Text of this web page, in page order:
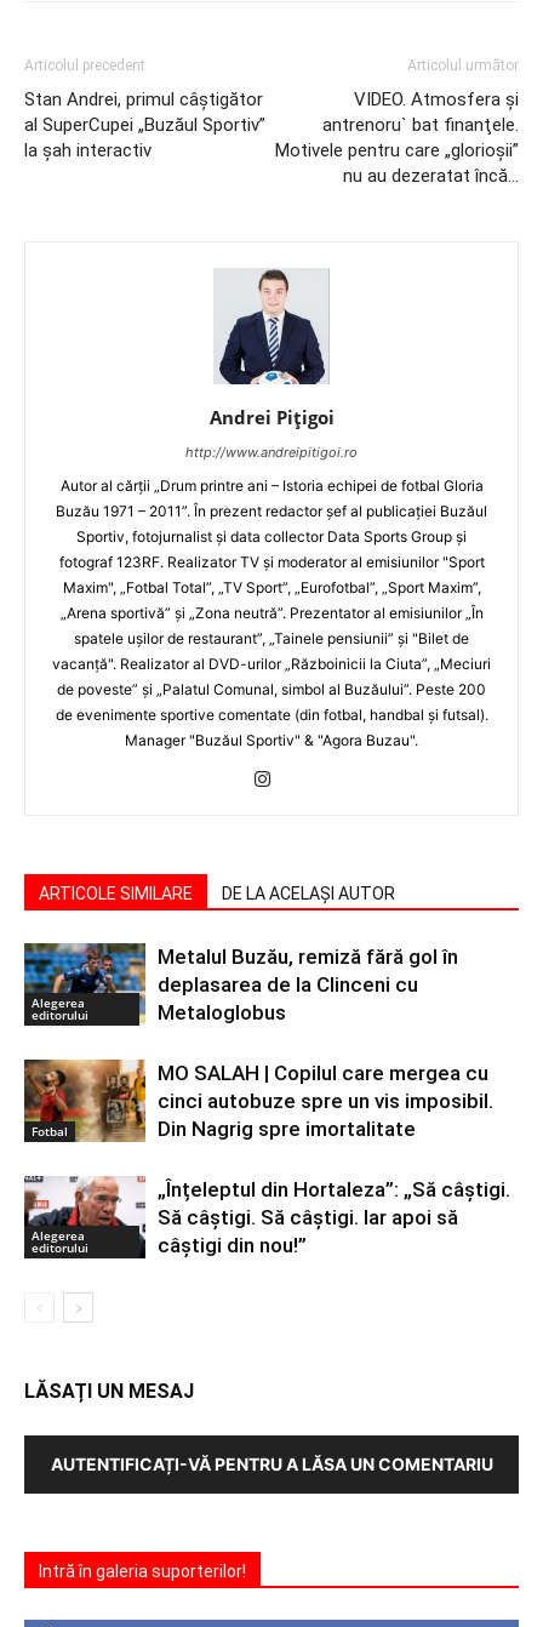
Articolul precedent
Stan Andrei, primul câştigător
al SuperCupei „Buzăul Sportiv”
la şah interactiv
Articolul următor
VIDEO. Atmosfera şi
antrenoru` bat finanţele.
Motivele pentru care „glorioşii”
nu au dezeratat încă…
Andrei Pițigoi
http://www.andreipitigoi.ro
Autor al cărţii „Drum printre ani – Istoria echipei de fotbal Gloria
Buzău 1971 – 2011”. În prezent redactor şef al publicaţiei Buzăul
Sportiv, fotojurnalist şi data collector Data Sports Group şi
fotograf 123RF. Realizator TV şi moderator al emisiunilor "Sport
Maxim", „Fotbal Total”, „TV Sport”, „Eurofotbal”, „Sport Maxim”,
„Arena sportivă” şi „Zona neutră”. Prezentator al emisiunilor „În
spatele uşilor de restaurant”, „Tainele pensiunii” şi "Bilet de
vacanţă". Realizator al DVD-urilor „Războinicii la Ciuta”, „Meciuri
de poveste” şi „Palatul Comunal, simbol al Buzăului”. Peste 200
de evenimente sportive comentate (din fotbal, handbal şi futsal).
Manager "Buzăul Sportiv" & "Agora Buzau".
ARTICOLE SIMILARE DE LA ACELAȘI AUTOR
Alegerea
editorului
Metalul Buzău, remiză fără gol în
deplasarea de la Clinceni cu
Metaloglobus
Fotbal
MO SALAH | Copilul care mergea cu
cinci autobuze spre un vis imposibil.
Din Nagrig spre imortalitate
Alegerea
editorului
„Înțeleptul din Hortaleza”: „Să câștigi.
Să câștigi. Să câștigi. Iar apoi să
câștigi din nou!”
LĂSAȚI UN MESAJ
AUTENTIFICAȚI-VĂ PENTRU A LĂSA UN COMENTARIU
Intră în galeria suporterilor!